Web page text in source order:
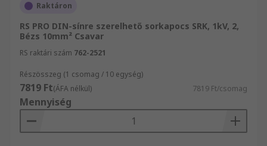
Raktáron
RS PRO DIN-sínre szerelhető sorkapocs SRK, 1kV, 2,
Bézs 10mm² Csavar
RS raktári szám 762-2521
Részösszeg (1 csomag / 10 egység)
7819 Ft(ÁFA nélkül) 7819 Ft/csomag
Mennyiség